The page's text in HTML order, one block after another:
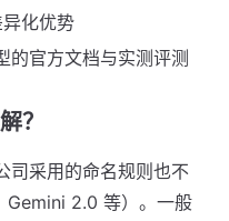
化优势
的官方文档与实测评测
？
司采用的命名规则也不
Gemini 2.0 等）。一般